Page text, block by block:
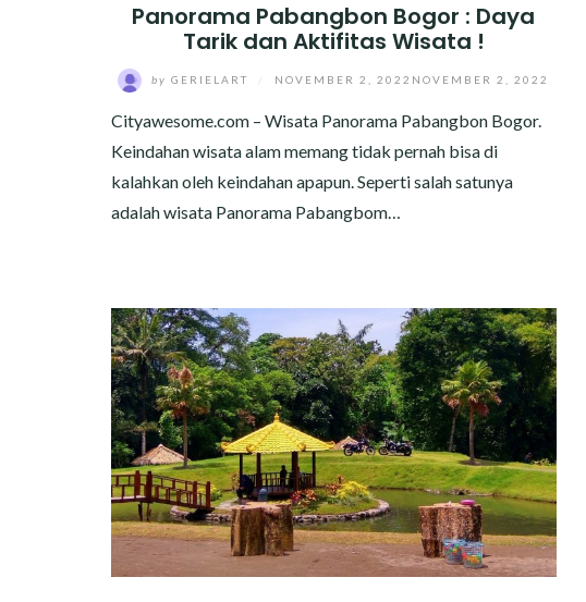
Panorama Pabangbon Bogor : Daya
Tarik dan Aktifitas Wisata !
by GERIELART NOVEMBER 2, 2022 NOVEMBER 2, 2022
Cityawesome.com – Wisata Panorama Pabangbon Bogor.
Keindahan wisata alam memang tidak pernah bisa di
kalahkan oleh keindahan apapun. Seperti salah satunya
adalah wisata Panorama Pabangbom…